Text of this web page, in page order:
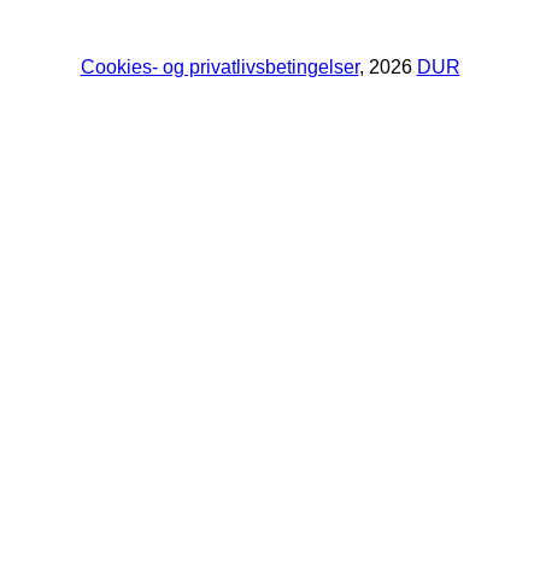
Cookies- og privatlivsbetingelser, 2026 DUR